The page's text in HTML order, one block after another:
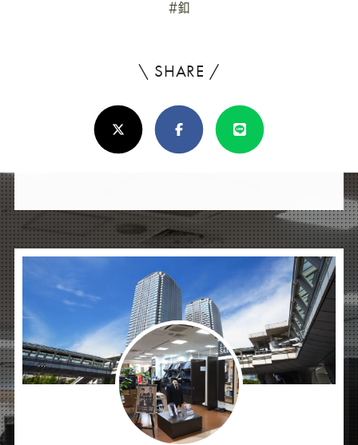
#釦
\ SHARE /
ろ
し
け
ば
シ
ェ
ア
し
て
く
だ
X(Twitter)FacebookLine